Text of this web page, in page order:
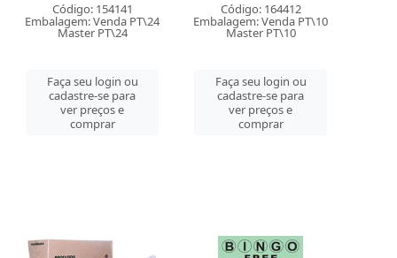
Código: 154141
Embalagem: Venda PT\24
Master PT\24
Faça seu login ou
cadastre-se para
ver preços e
comprar
Código: 164412
Embalagem: Venda PT\10
Master PT\10
Faça seu login ou
cadastre-se para
ver preços e
comprar